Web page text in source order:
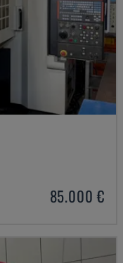
85.000 €